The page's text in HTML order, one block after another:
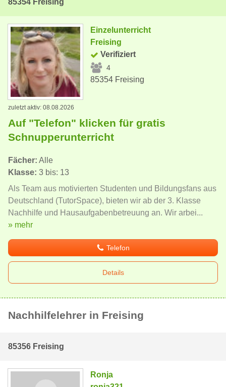
85354 Freising
Einzelunterricht
Freising
Verifiziert
4
85354 Freising
zuletzt aktiv: 08.08.2026
Auf "Telefon" klicken für gratis
Schnupperunterricht
Fächer: Alle
Klasse: 3 bis: 13
Als Team aus motivierten Studenten und Bildungsfans aus
Deutschland (TutorSpace), bieten wir ab der 3. Klasse
Nachhilfe und Hausaufgabenbetreuung an. Wir arbei...
» mehr
Telefon
Details
Nachhilfelehrer in Freising
85356 Freising
Ronja